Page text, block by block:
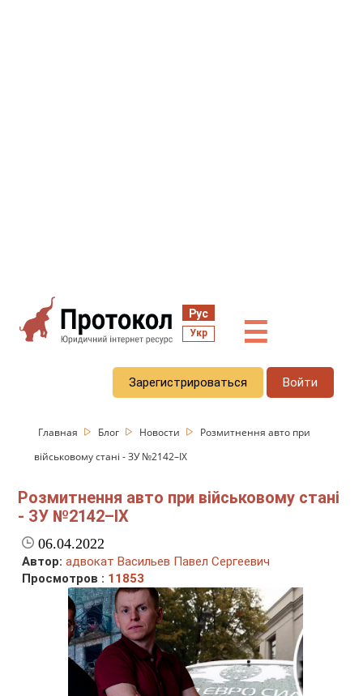
Рус
Укр ☰
Зарегистрироваться Войти
Главная Блог Новости
Розмитнення авто при
військовому стані - ЗУ №2142–IX
Розмитнення авто при військовому стані
- ЗУ №2142–IX
06.04.2022
Автор: адвокат Васильев Павел Сергеевич
Просмотров : 11853